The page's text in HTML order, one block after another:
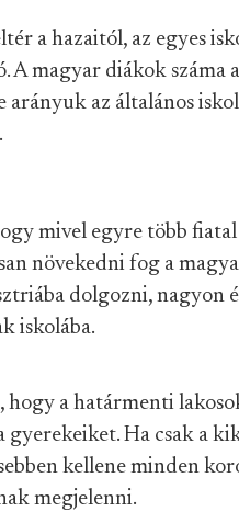
a hazaitól, az egyes
magyar diákok száma
az általános
mivel egyre több fiatal
növekedni fog a
dolgozni, nagyon
iskolába.
a határmenti
Ha csak a
kellene minden
megjelenni.